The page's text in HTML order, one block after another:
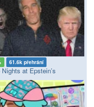
61.6k přehrání
Nights at Epstein’s